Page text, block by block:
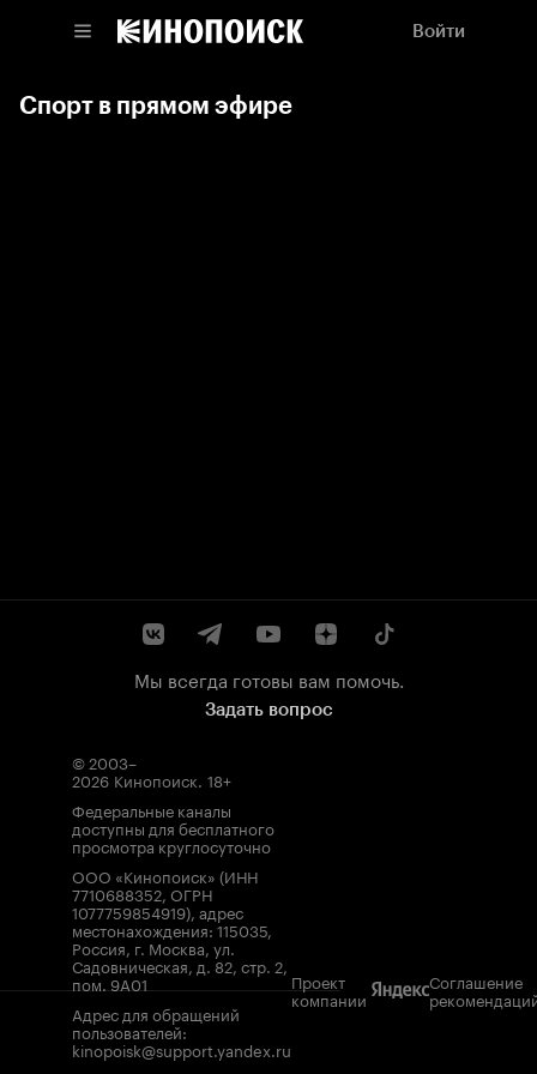
Войти
Спорт в прямом эфире
Мы всегда готовы вам помочь.
Задать вопрос
© 2003–
2026 Кинопоиск. 18+
Федеральные каналы
доступны для бесплатного
просмотра круглосуточно
ООО «Кинопоиск» (ИНН
7710688352, ОГРН
1077759854919), адрес
местонахождения: 115035,
Россия, г. Москва, ул.
Садовническая, д. 82, стр. 2,
пом. 9А01
Адрес для обращений
пользователей:
kinopoisk@support.yandex.ru
Проект
компании
Соглашение